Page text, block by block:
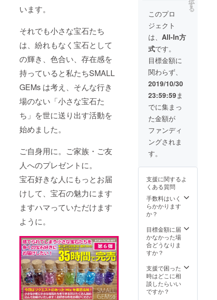
います。
それでも小さな宝石たち
は、紛れもなく宝石として
の輝き、色合い、存在感を
持っていると私たちSMALL
GEMs は考え、そんな行き
場のない「小さな宝石た
ち」を世に送り出す活動を
始めました。
ご自身用に。ご家族・ご友
人へのプレゼントに。
宝石好きな人にもっとお届
けして、宝石の魅力にます
ますハマっていただけます
ように。
特別価
格
10,000
円
（税・
送料
込） ※
お届け
先のご
住所
は、番
地以下
まで忘
れずに
入力し
てくだ
さい
ちの中
から、
「様々
な色」
の宝石
を選別
しまし
た。 で
きるだ
け詰め
込んだ
小瓶を
１セッ
トお届
けしま
す。 宝
石の種
類や
形、大
まかせ
ます。
特別価
格
10,000
円
送料
込） ※
こちら
の商品
またせ
便」と
なりま
す。そ
す
る
このプロ
ジェクト
は、 All-In方
式です。
目標金額に
関わらず、
2019/10/30
23:59:59ま
でに集まっ
た金額が
ファンディ
ングされま
す。
支援に関するよ
くある質問
手数料はいく
らかかります
か？
目標金額に届
かなかった場
合どうなりま
すか？
支援で困った
時はどこに相
談したらいい
ですか？